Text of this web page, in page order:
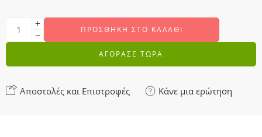
ΠΡΟΣΘΉΚΗ ΣΤΟ ΚΑΛΆΘΙ
ΑΓΟΡΑΣΕ ΤΩΡΑ
Αποστολές και Επιστροφές Κάνε μια ερώτηση